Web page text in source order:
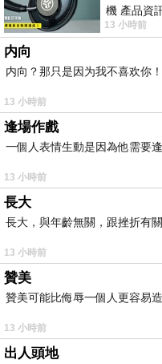
機 產品資
耳機評語
13 小時前
内向
内向？那只是因为我不喜欢你！
13 小時前
逢場作戲
一個人表情生動是因為他需要逢
13 小時前
長大
長大，與年齡無關，跟挫折有關
13 小時前
贊美
贊美可能比侮辱一個人更容易
13 小時前
出人頭地